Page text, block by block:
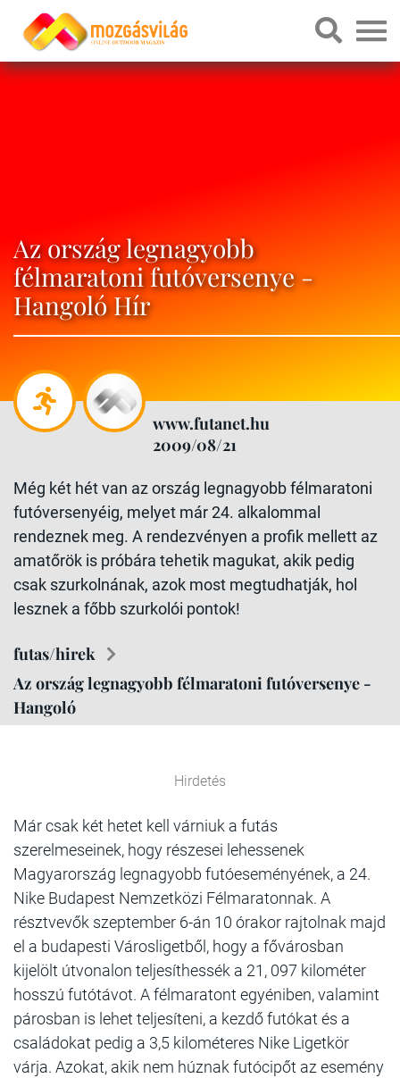
Az ország legnagyobb
félmaratoni futóversenye -
Hangoló Hír
www.futanet.hu
2009/08/21
Még két hét van az ország legnagyobb félmaratoni
futóversenyéig, melyet már 24. alkalommal
rendeznek meg. A rendezvényen a profik mellett az
amatőrök is próbára tehetik magukat, akik pedig
csak szurkolnának, azok most megtudhatják, hol
lesznek a főbb szurkolói pontok!
futas/hirek
Az ország legnagyobb félmaratoni futóversenye -
Hangoló
Hirdetés
Már csak két hetet kell várniuk a futás
szerelmeseinek, hogy részesei lehessenek
Magyarország legnagyobb futóeseményének, a 24.
Nike Budapest Nemzetközi Félmaratonnak. A
résztvevők szeptember 6-án 10 órakor rajtolnak majd
el a budapesti Városligetből, hogy a fővárosban
kijelölt útvonalon teljesíthessék a 21, 097 kilométer
hosszú futótávot. A félmaratont egyéniben, valamint
párosban is lehet teljesíteni, a kezdő futókat és a
családokat pedig a 3,5 kilométeres Nike Ligetkör
várja. Azokat, akik nem húznak futócipőt az esemény